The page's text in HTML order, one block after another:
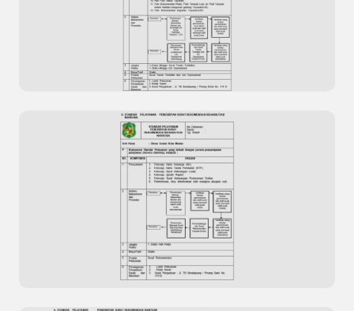
Standar Pelayanan Razia Penertiban
Penyandang Masalah Kesejahteraan Sosial
(PMKS)
Standar Pelayanan Penerbitan Surat Surat
Tanda Terdaftar dan Izin Operasional Yayasan /
Lembaga Kesejahteraan Sosial (LKS)